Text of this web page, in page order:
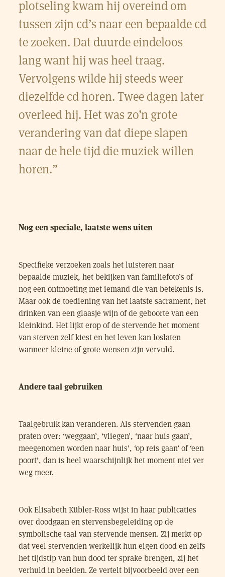
plotseling kwam hij overeind om
tussen zijn cd’s naar een bepaalde cd
te zoeken. Dat duurde eindeloos
lang want hij was heel traag.
Vervolgens wilde hij steeds weer
diezelfde cd horen. Twee dagen later
overleed hij. Het was zo’n grote
verandering van dat diepe slapen
naar de hele tijd die muziek willen
horen.”
Nog een speciale, laatste wens uiten
Specifieke verzoeken zoals het luisteren naar
bepaalde muziek, het bekijken van familiefoto’s of
nog een ontmoeting met iemand die van betekenis is.
Maar ook de toediening van het laatste sacrament, het
drinken van een glaasje wijn of de geboorte van een
kleinkind. Het lijkt erop of de stervende het moment
van sterven zelf kiest en het leven kan loslaten
wanneer kleine of grote wensen zijn vervuld.
Anderetaal gebruiken
Taalgebruik kan veranderen. Als stervenden gaan
praten over: ‘weggaan’, ‘vliegen’, ‘naar huis gaan’,
meegenomen worden naar huis’, ‘op reis gaan’ of ‘een
poort’, dan is heel waarschijnlijk het moment niet ver
weg meer.
Ook Elisabeth Kübler-Ross wijst in haar publicaties
over doodgaan en stervensbegeleiding op de
symbolische taal van stervende mensen. Zij merkt op
dat veel stervenden werkelijk hun eigen dood en zelfs
het tijdstip van hun dood ter sprake brengen, zij het
verhuld in beelden. Ze vertelt bijvoorbeeld over een